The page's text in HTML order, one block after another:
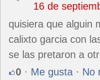
16 de
quisiera que alguin
calixto garcia con
se las pretaron a
0 · Me gusta · No